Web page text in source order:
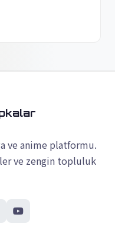
ve anime platformu.
ve zengin topluluk